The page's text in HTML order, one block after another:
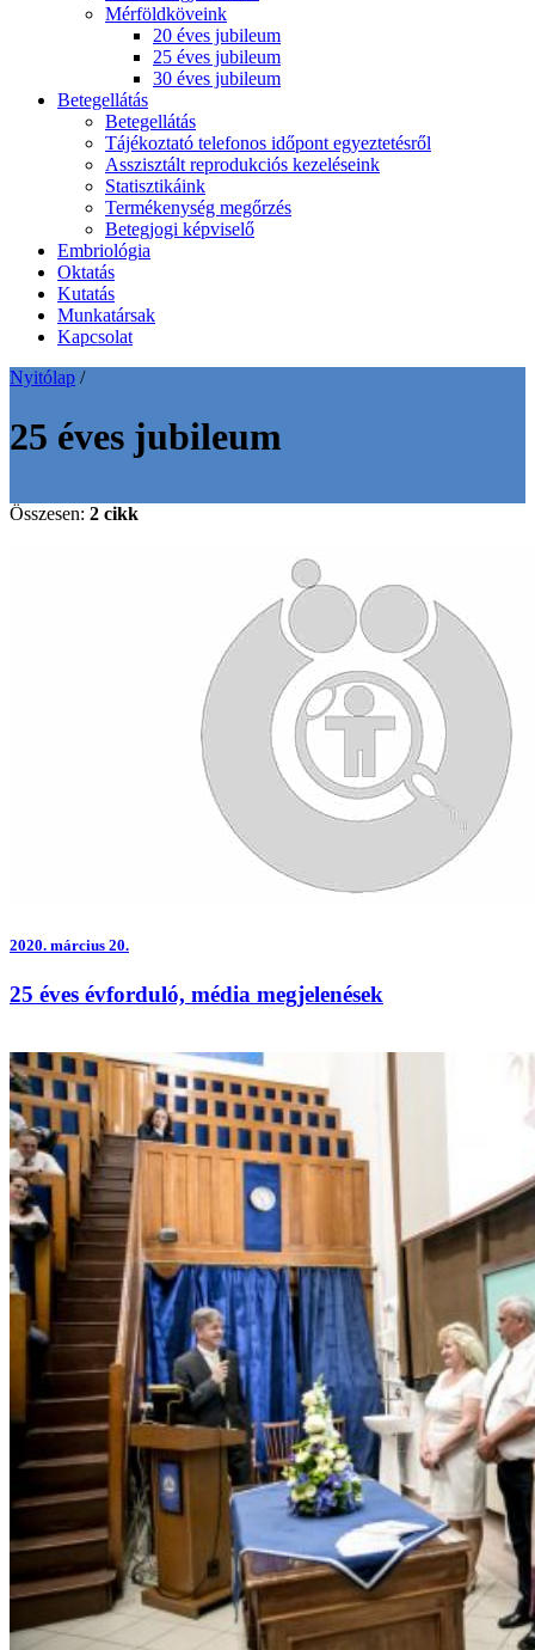
Mérföldköveink
20 éves jubileum
25 éves jubileum
30 éves jubileum
Betegellátás
Betegellátás
Tájékoztató telefonos időpont egyeztetésről
Asszisztált reprodukciós kezeléseink
Statisztikáink
Termékenység megőrzés
Betegjogi képviselő
Embriológia
Oktatás
Kutatás
Munkatársak
Kapcsolat
Nyitólap /
25 éves jubileum
Összesen: 2 cikk
2020. március 20.
25 éves évforduló, média megjelenések